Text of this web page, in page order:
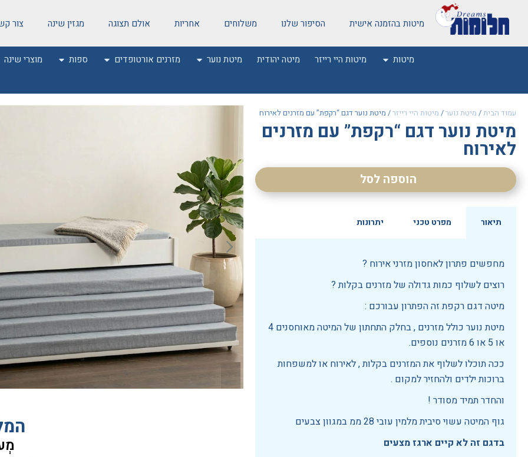
מיטות בהזמנה אישית הסיפור שלנו משלוחים אחריות אולם תצוגה מגזין שינה צור
מיטות מיטות היי רייזר מיטה יהודית מיטת נוער מזרנים אורטופדים ספות מוצרי שינה
עמוד הבית/ מיטת נוער/ מיטות היי רייזר/ מיטת נוער דגם “רקפת” עם מזרנים לאירוח
מיטת נוער דגם “רקפת” עם מזרנים
לאירוח
הוספה לסל
תיאור מפרט טכני יתרונות
מחפשים פתרון לאחסון מזרני אירוח ?
רוצים לשלוף כמות גדולה של מזרנים בקלות ?
מיטה דגם רקפת זה הפתרון עבורכם :
מיטת נוער כולל מזרנים , בחלק התחתון של המיטה מאוחסנים 4
או 5 או 6 מזרנים נוספים.
ככה תוכלו לשלוף את המזרנים בקלות , לאירוח או למשפחות
ברוכות ילדים ולהחזיר למקום .
והחדר תמיד מסודר !
גוף המיטה עשוי סיבית מלמין עובי 28 ממ במגוון צבעים
בדגם זה לא קיים ארגז מצעים